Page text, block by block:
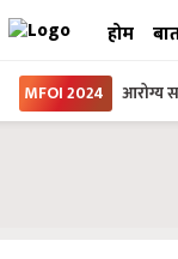
होम
MFOI 2024 आरोग्य